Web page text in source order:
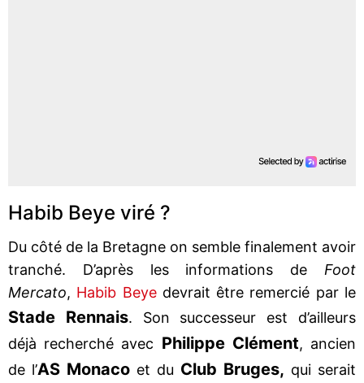
Habib Beye viré ?
Du côté de la Bretagne on semble finalement avoir
tranché. D’après les informations de Foot
Mercato, Habib Beyedevrait être remercié par le
Stade Rennais. Son successeur est d’ailleurs
déjà recherché avec Philippe Clément, ancien
de l’AS Monaco et du Club Bruges, qui serait